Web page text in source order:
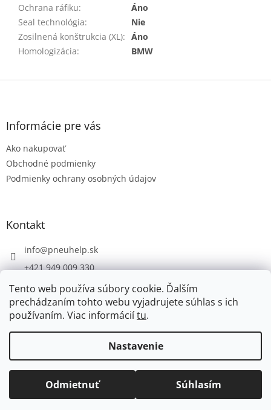
Tento web používa súbory cookie. Ďalším
prechádzaním tohto webu vyjadrujete súhlas s ich
používaním. Viac informáciítu.
Nastavenie
Odmietnuť Súhlasím
Ochrana ráfiku:
Áno
Seal technológia:
Nie
Zosilnená konštrukcia (XL): Áno
Homologizácia: BMW
Z
Informácie pre vás
Ako nakupovať
Obchodné podmienky
Podmienky ochrany osobných údajov
Kontakt
info@pneuhelp.sk
+421 949 009 330
Copyright 2026PNEUHELP.SK. Všetky práva vyhradené.
Upraviť nastavenie cookies